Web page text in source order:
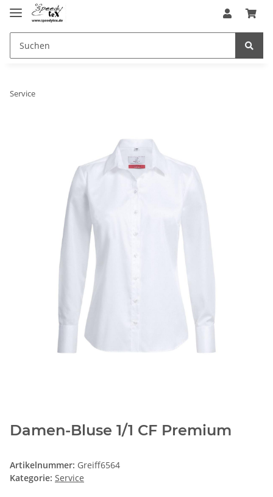
Service
Damen-Bluse 1/1 CF Premium
Artikelnummer: Greiff6564
Kategorie: Service